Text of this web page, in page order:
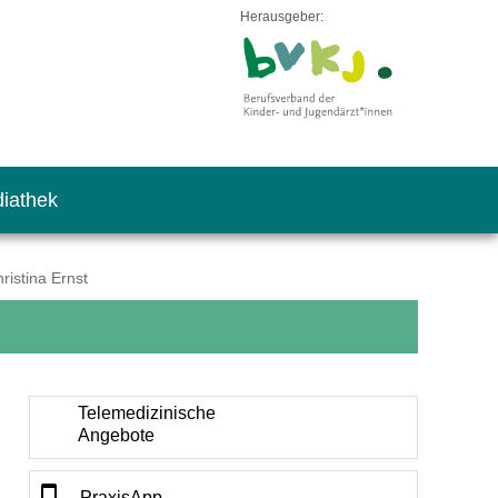
Herausgeber:
Ernst
Telemedizinische
Angebote